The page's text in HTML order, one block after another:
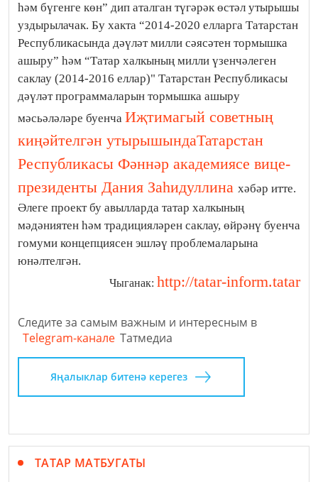
һәм бүгенге көн” дип аталган түгәрәк өстәл утырышы
уздырылачак. Бу хакта “2014-2020 елларга Татарстан
Республикасында дәүләт милли сәясәтен тормышка
ашыру” һәм “Татар халкының милли үзенчәлеген
саклау (2014-2016 еллар)" Татарстан Республикасы
дәүләт программаларын тормышка ашыру
мәсьәләләре буенча Иҗтимагый советның
киңәйтелгән утырышындаТатарстан
Республикасы Фәннәр академиясе вице-
президенты Дания Заһидуллина хәбәр итте.
Әлеге проект бу авылларда татар халкының
мәдәниятен һәм традицияләрен саклау, өйрәнү буенча
гомуми концепциясен эшләү проблемаларына
юнәлтелгән.
Чыганак: http://tatar-inform.tatar
Следите за самым важным и интересным в
Telegram-канале Татмедиа
Яңалыклар битенә керегез
ТАТАР МАТБУГАТЫ